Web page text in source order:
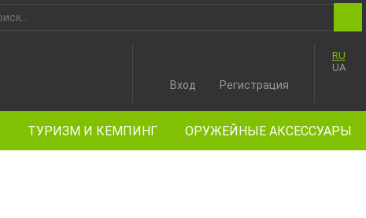
RU
UA
Вход Регистрация
ТУРИЗМ И КЕМПИНГ ОРУЖЕЙНЫЕ АКСЕССУАРЫ